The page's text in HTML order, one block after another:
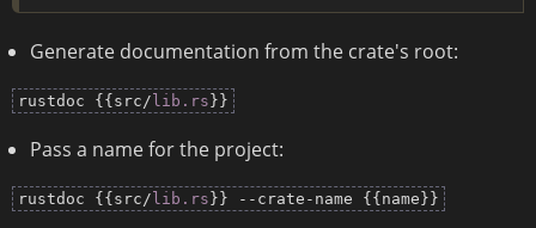
Generate documentation from the crate's root:
rustdoc {{src/ lib.rs }}
Pass a name for the project:
rustdoc {{src/ lib.rs }} --crate-name {{name}}